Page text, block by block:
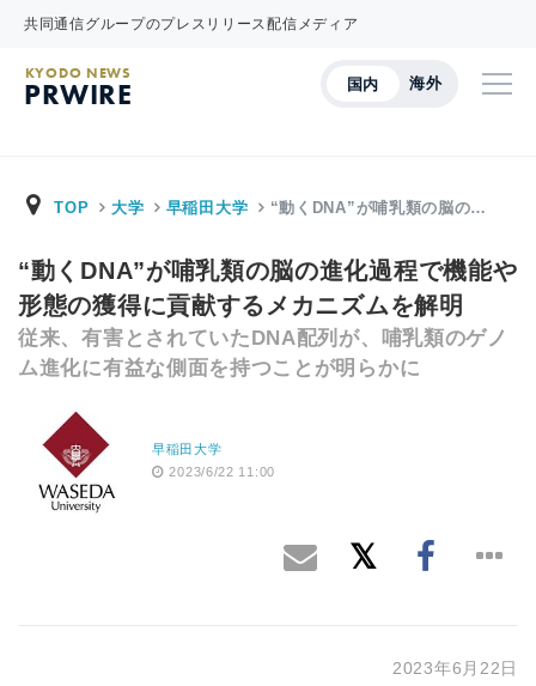
共同通信グループのプレスリリース配信メディア
国内 海外
KYODO NEWS
PRWIRE
TOP 大学 早稲田大学 “動くDNA”が哺乳類の脳の…
“動くDNA”が哺乳類の脳の進化過程で機能や
形態の獲得に貢献するメカニズムを解明
従来、有害とされていたDNA配列が、哺乳類のゲノ
ム進化に有益な側面を持つことが明らかに
早稲田大学
2023/6/22 11:00
2023年6月22日